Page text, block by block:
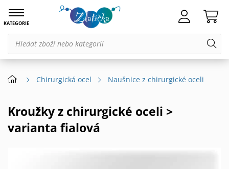
KATEGORIE
Chirurgická ocel Naušnice z chirurgické oceli
Kroužky z chirurgické oceli >
varianta fialová